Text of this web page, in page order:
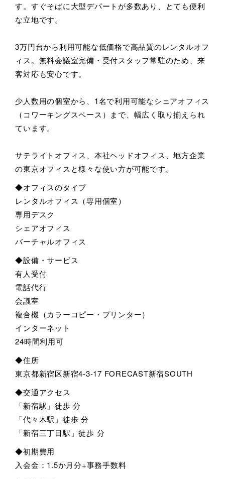
す。すぐそばに大型デパートが多数あり、とても便利
な立地です。
3万円台から利用可能な低価格で高品質のレンタルオフ
ィス。無料会議室完備・受付スタッフ常駐のため、来
客対応も安心です。
少人数用の個室から、1名で利用可能なシェアオフィス
（コワーキングスペース）まで、幅広く取り揃えられ
ています。
サテライトオフィス、本社ヘッドオフィス、地方企業
の東京オフィスと様々な使い方が可能です。
◆オフィスのタイプ
レンタルオフィス（専用個室）
専用デスク
シェアオフィス
バーチャルオフィス
◆設備・サービス
有人受付
電話代行
会議室
複合機（カラーコピー・プリンター）
インターネット
24時間利用可
◆住所
東京都新宿区新宿4-3-17 FORECAST新宿SOUTH
◆交通アクセス
「新宿駅」徒歩 分
「代々木駅」徒歩 分
「新宿三丁目駅」徒歩 分
◆初期費用
入会金：1.5か月分+事務手数料